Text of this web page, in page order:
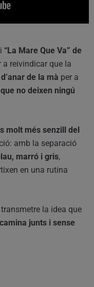
“La Mare Que Va” de
a reivindicar que la
de la mà per a
no deixen ningú
molt més senzill del
amb la separació
marró i gris,
en una rutina
la idea que
junts i sense